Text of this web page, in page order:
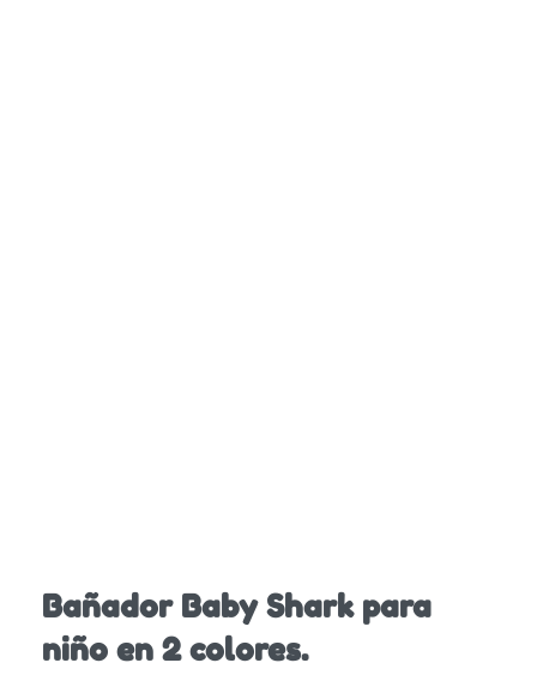
Bañador Baby Shark para
niño en 2 colores.